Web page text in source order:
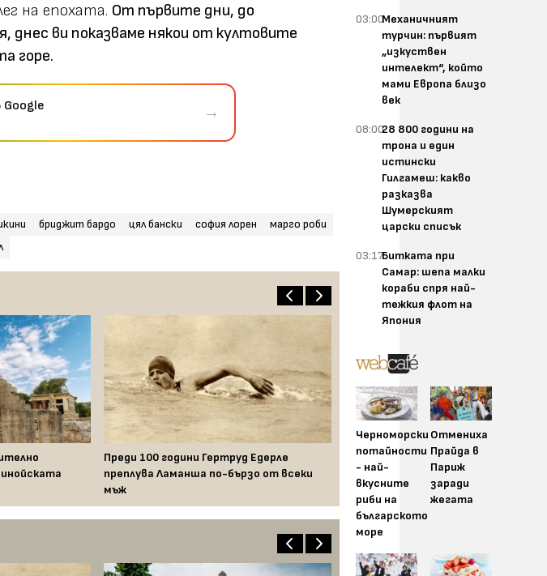
на епохата. От първите дни, до
днес ви показваме някои от култовите
горе.
→
бриджит бардо цял бански софия лорен
марго роби
Преди 100 години Гертруд Едерле
преплува Ламанша по-бързо от всеки
мъж
03:00Механичният
турчин: първият
„изкуствен
интелект“, който
мами Европа близо
век
08:0028 800 години на
трона и един
истински
Гилгамеш: какво
разказва
Шумерският
царски списък
03:17Битката при
Самар: шепа малки
кораби спря най-
тежкия флот на
Япония
Черноморски
потайности
- най-
вкусните
риби на
българското
море
Отмениха
Прайда в
Париж
заради
жегата